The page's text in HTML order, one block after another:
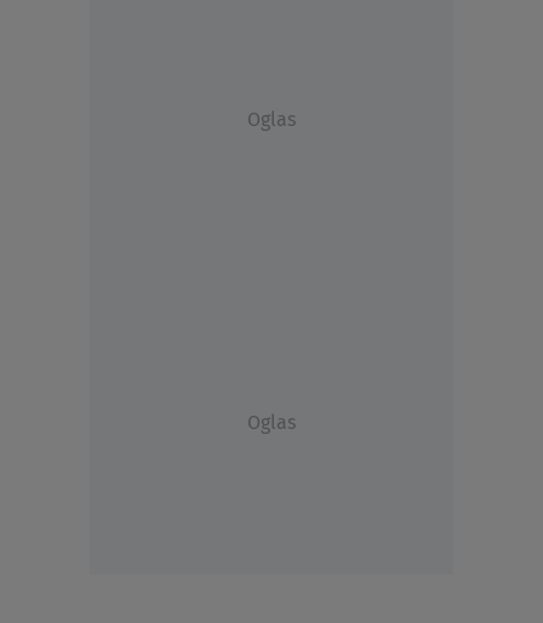
Oglas
Oglas